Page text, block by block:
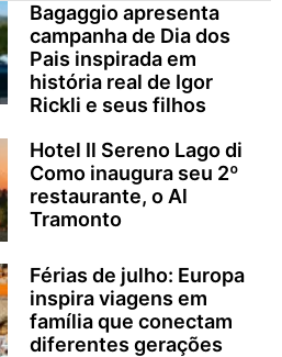
Bagaggio apresenta
campanha de Dia dos
Pais inspirada em
história real de Igor
Rickli e seus filhos
Hotel Il Sereno Lago di
Como inaugura seu 2º
restaurante, o Al
Tramonto
Férias de julho: Europa
inspira viagens em
família que conectam
diferentes gerações